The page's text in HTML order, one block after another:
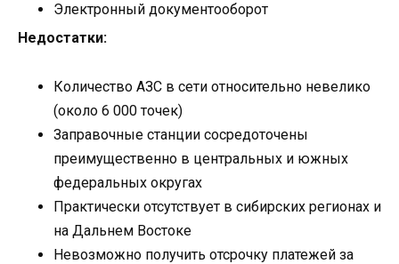
Электронный документооборот
Недостатки:
Количество АЗС в сети относительно невелико
(около 6 000 точек)
Заправочные станции сосредоточены
преимущественно в центральных и южных
федеральных округах
Практически отсутствует в сибирских регионах и
на Дальнем Востоке
Невозможно получить отсрочку платежей за